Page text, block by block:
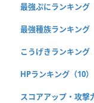
最強ぷにランキング
最強種族ランキング
こうげきランキング
HPランキング（10）
スコアアップ・攻撃